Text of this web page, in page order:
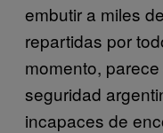
embutir a miles
repartidas por
momento,
seguridad
incapaces de